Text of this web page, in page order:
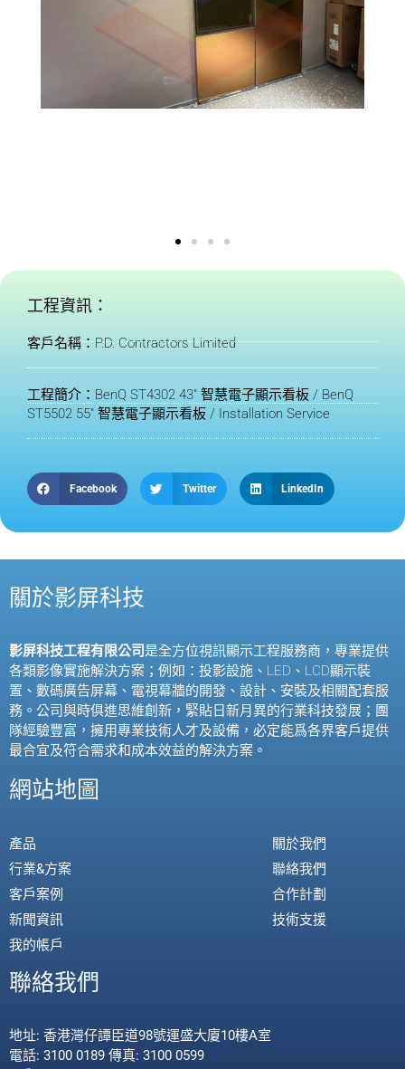
工程資訊：
客戶名稱：P.D. Contractors Limited
工程簡介：BenQ ST4302 43" 智慧電子顯示看板 / BenQ
ST5502 55" 智慧電子顯示看板 / Installation Service
Facebook Twitter LinkedIn
關於影屏科技
影屏科技工程有限公司 是全方位視訊顯示工程服務商，專業提供
各類影像實施解決方案；例如：投影設施、 LED 、 LCD顯示裝
置、數碼廣告屏幕、電視幕牆的開發、設計、安裝及相關配套服
務。公司與時俱進思維創新，緊貼日新月異的行業科技發展；團
隊經驗豐富，擁用專業技術人才及設備，必定能爲各界客戶提供
最合宜及符合需求和成本效益的解決方案。
網站地圖
產品
行業&方案
客戶案例
新聞資訊
我的帳戶
關於我們
聯絡我們
合作計劃
技術支援
聯絡我們
地址: 香港灣仔譚臣道98號運盛大廈10樓A室
電話: 3100 0189 傳真: 3100 0599